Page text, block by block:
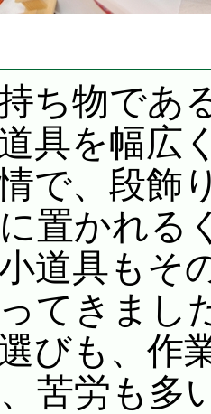
ち物であ
具を幅広
で、段飾
置かれる
道具もそ
てきまし
びも、作
苦労も多